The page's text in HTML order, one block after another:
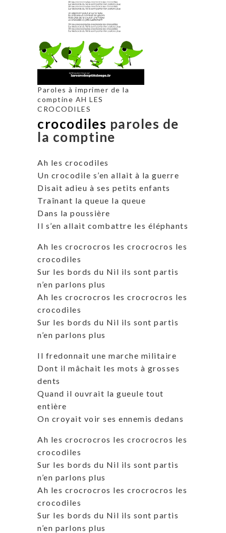
Paroles à imprimer de la
comptine AH LES
CROCODILES
crocodiles paroles de
la comptine
Ah les crocodiles
Un crocodile s’en allait à la guerre
Disait adieu à ses petits enfants
Traînant la queue la queue
Dans la poussière
Il s’en allait combattre les éléphants
Ah les crocrocros les crocrocros les
crocodiles
Sur les bords du Nil ils sont partis
n’en parlons plus
Ah les crocrocros les crocrocros les
crocodiles
Sur les bords du Nil ils sont partis
n’en parlons plus
Il fredonnait une marche militaire
Dont il mâchait les mots à grosses
dents
Quand il ouvrait la gueule tout
entière
On croyait voir ses ennemis dedans
Ah les crocrocros les crocrocros les
crocodiles
Sur les bords du Nil ils sont partis
n’en parlons plus
Ah les crocrocros les crocrocros les
crocodiles
Sur les bords du Nil ils sont partis
n’en parlons plus